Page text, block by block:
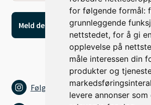
for følgende formål:
grunnleggende
nettstedet, for å gi
opplevelse på
måle interessen din
produkter og
levere annonser som
Følg oss på Instagram